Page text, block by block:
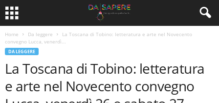
Home Da leggere
La Toscana di Tobino: letteratura e arte nel Novecento
convegno Lucca, venerdì...
DA LEGGERE
La Toscana di Tobino: letteratura
e arte nel Novecento convegno